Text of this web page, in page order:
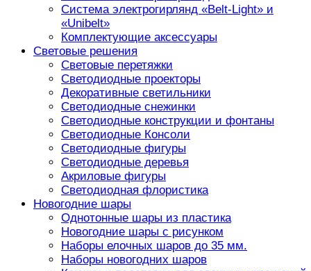
Система электрогирлянд «Belt-Light» и
«Unibelt»
Комплектующие аксессуары
Световые решения
Световые перетяжки
Светодиодные проекторы
Декоративные светильники
Светодиодные снежинки
Светодиодные конструкции и фонтаны
Светодиодные Консоли
Светодиодные фигуры
Светодиодные деревья
Акриловые фигуры
Светодиодная флористика
Новогодние шары
Однотонные шары из пластика
Новогодние шары с рисунком
Наборы елочных шаров до 35 мм.
Наборы новогодних шаров